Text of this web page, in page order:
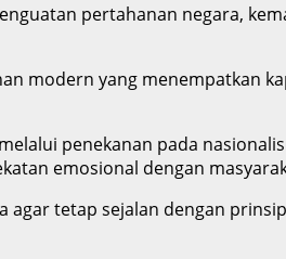
pertahanan negara,
modern yang menempatkan
penekanan pada
emosional dengan
tetap sejalan dengan